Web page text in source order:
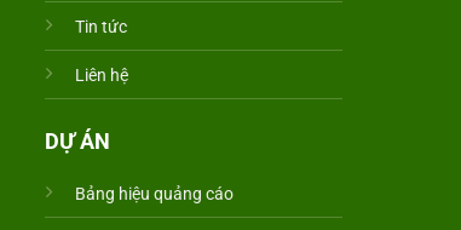
Tin tức
Liên hệ
DỰ ÁN
Bảng hiệu quảng cáo